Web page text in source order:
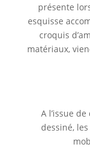
présente
esquisse
croquis
matériaux,
A l’issue
dessiné,